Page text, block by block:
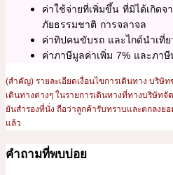
ค่าใช้จ่ายที่เพิ่มขึ้น ที่มิได้เกิด
ภัยธรรมชาติ การจลาจล
ค่าทิปคนขับรถ และไกด์นำเที่
ค่าภาษีมูลค่าเพิ่ม 7% และภา
(สำคัญ) รายละเอียดเงื่อนไขการเดินทาง บริษั
เดินทางต่างๆ ในรายการเดินทางที่ทางบริษัท
ยันสำรองที่นั่ง ถือว่าลูกค้ารับทราบและตกลงยอ
แล้ว
คำถามที่พบบ่อย